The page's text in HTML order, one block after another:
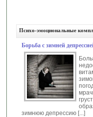
Психо-эмоциональные
Борьба с зимней
зимнюю депрессию [...]